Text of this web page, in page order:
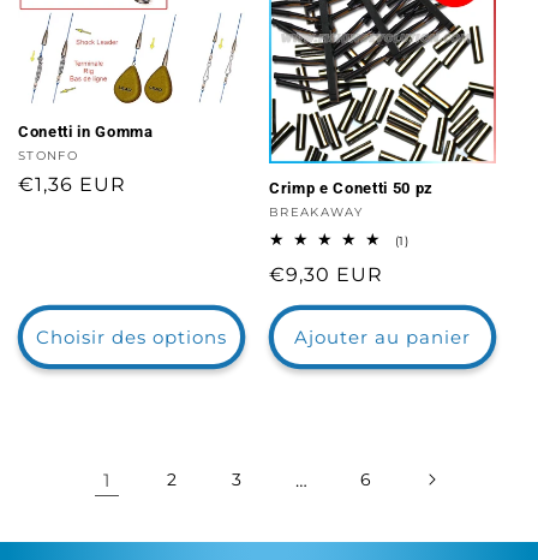
Conetti in Gomma
Distributeur :
STONFO
Prix
€1,36 EUR
Choisir des options
Crimp e Conetti 50 pz
Distributeur :
BREAKAWAY
(1)1
Prix
habituel
€9,30 EUR
Ajouter au panier
1 2 3 … 6